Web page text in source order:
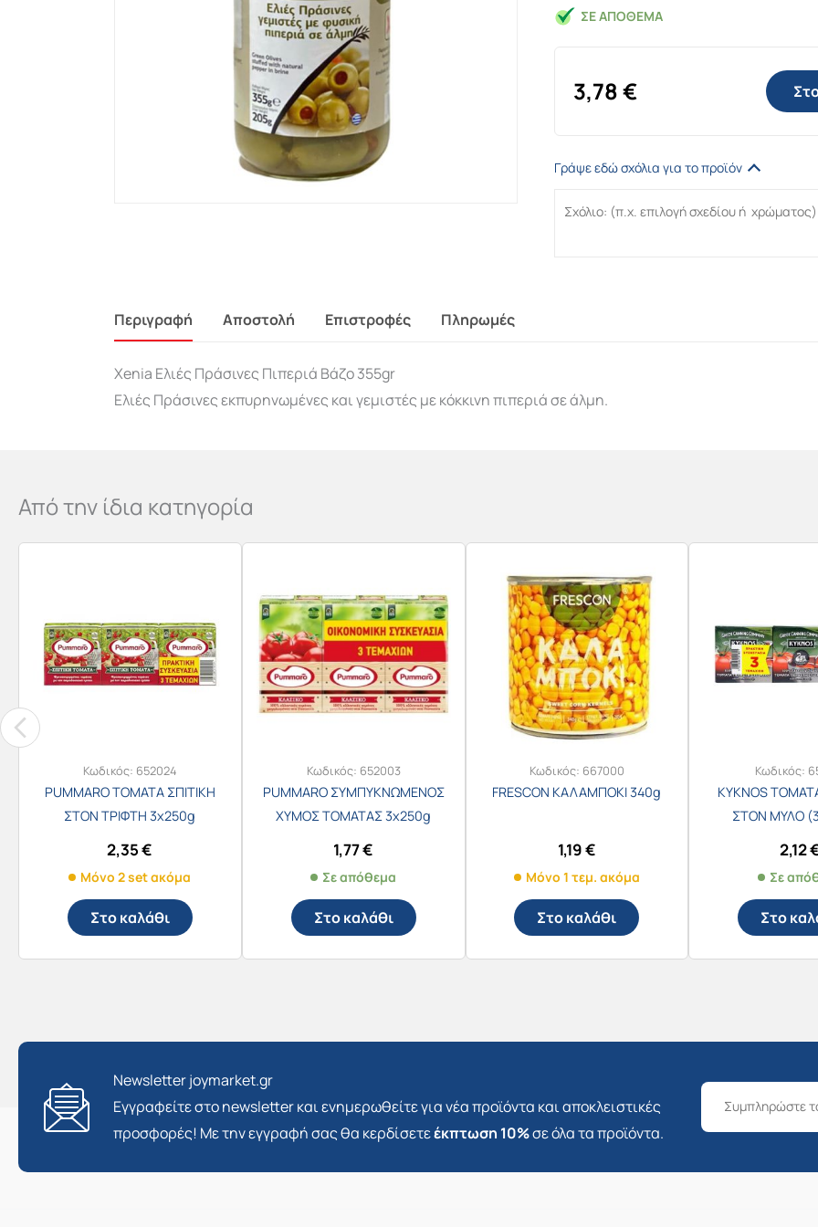
ΣΕ ΑΠΌΘΕΜΑ
3,78€
Γράψε εδώ σχόλια για το προϊόν
Περιγραφή Αποστολή Επιστροφές Πληρωμές
Xenia Ελιές Πράσινες Πιπεριά Βάζο 355gr
Ελιές Πράσινες εκπυρηνωμένες και γεμιστές με κόκκινη πιπεριά σε άλμη.
Από την ίδια κατηγορία
Κωδικός: 652024
PUMMARO ΤΟΜΑΤΑ ΣΠΙΤΙΚΗ
ΣΤΟΝ ΤΡΙΦΤΗ 3x250g
2,35€
Μόνο 2 set ακόμα
Στο καλάθι
Κωδικός: 652003
PUMMARO ΣΥΜΠΥΚΝΩΜΕΝΟΣ
ΧΥΜΟΣ ΤΟΜΑΤΑΣ 3x250g
1,77€
Σε απόθεμα
Στο καλάθι
Κωδικός: 667000
FRESCON ΚΑΛΑΜΠΟΚΙ 340g
1,19€
Μόνο 1 τεμ. ακόμα
Στο καλάθι
Κωδικός:
KYKNOS
ΣΤΟΝ ΜΥΛΟ
2,12
Σε
Στο
Newsletter joymarket.gr
Εγγραφείτε στο newsletter και ενημερωθείτε για νέα προϊόντα και αποκλειστικές
προσφορές! Με την εγγραφή σας θα κερδίσετεέκπτωση 10%σε όλα τα προϊόντα.